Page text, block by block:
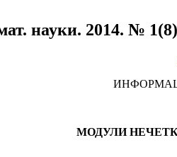
науки. 2014. № 1(8).
МОДУЛИ